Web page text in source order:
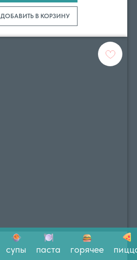
ДОБАВИТЬ В КОРЗИНУ
супы паста горячее